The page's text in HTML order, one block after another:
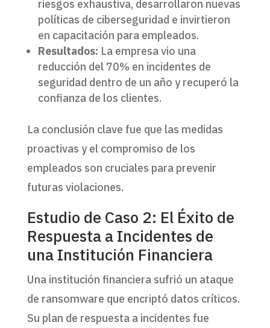
riesgos exhaustiva, desarrollaron nuevas
políticas de ciberseguridad e invirtieron
en capacitación para empleados.
Resultados: La empresa vio una
reducción del 70% en incidentes de
seguridad dentro de un año y recuperó la
confianza de los clientes.
La conclusión clave fue que las medidas
proactivas y el compromiso de los
empleados son cruciales para prevenir
futuras violaciones.
Estudio de Caso 2: El Éxito de
Respuesta a Incidentes de
una Institución Financiera
Una institución financiera sufrió un ataque
de ransomware que encriptó datos críticos.
Su plan de respuesta a incidentes fue